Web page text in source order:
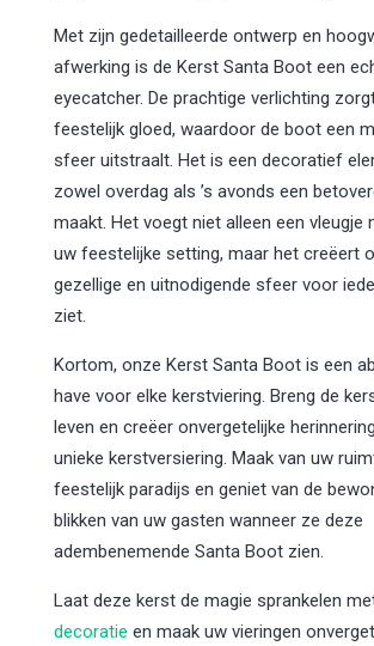
Met zijn gedetailleerde ontwerp en
afwerking is de Kerst Santa Boot een
eyecatcher. De prachtige verlichting
feestelijk gloed, waardoor de boot een
sfeer uitstraalt. Het is een decoratief
zowel overdag als ’s avonds een
maakt. Het voegt niet alleen een vleugje
uw feestelijke setting, maar het creëert
gezellige en uitnodigende sfeer voor
ziet.
Kortom, onze Kerst Santa Boot is een
have voor elke kerstviering. Breng de
leven en creëer onvergetelijke
unieke kerstversiering. Maak van uw
feestelijk paradijs en geniet van de
blikken van uw gasten wanneer ze deze
adembenemende Santa Boot zien.
Laat deze kerst de magie sprankelen
decoratie en maak uw vieringen